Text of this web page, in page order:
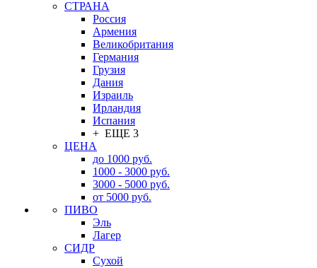
СТРАНА
Россия
Армения
Великобритания
Германия
Грузия
Дания
Израиль
Ирландия
Испания
+ ЕЩЕ 3
ЦЕНА
до 1000 руб.
1000 - 3000 руб.
3000 - 5000 руб.
от 5000 руб.
ПИВО
Эль
Лагер
СИДР
Сухой